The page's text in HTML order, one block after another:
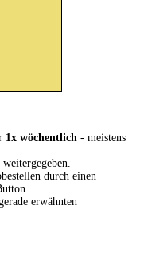
1x wöchentlich - meistens
durch einen
erwähnten